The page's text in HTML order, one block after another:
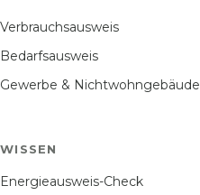
Verbrauchsausweis
Bedarfsausweis
Gewerbe & Nichtwohngebäude
WISSEN
Energieausweis-Check